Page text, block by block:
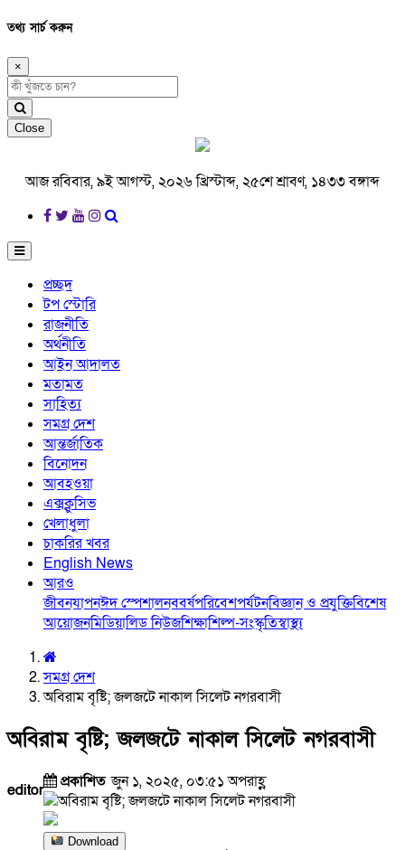
তথ্য সার্চ করুন
×
Close
আজ রবিবার, ৯ই আগস্ট, ২০২৬ খ্রিস্টাব্দ, ২৫শে শ্রাবণ, ১৪৩৩ বঙ্গাব্দ
প্রচ্ছদ
টপ স্টোরি
রাজনীতি
অর্থনীতি
আইন আদালত
মতামত
সাহিত্য
সমগ্র দেশ
আন্তর্জাতিক
বিনোদন
আবহওয়া
এক্সক্লুসিভ
খেলাধুলা
চাকরির খবর
English News
আরও
জীবনযাপনঈদ স্পেশালনববর্ষপরিবেশপর্যটনবিজ্ঞান ও প্রযুক্তিবিশেষ
আয়োজনমিডিয়ালিড নিউজশিক্ষাশিল্প-সংস্কৃতিস্বাস্থ্য
সমগ্র দেশ
অবিরাম বৃষ্টি; জলজটে নাকাল সিলেট নগরবাসী
অবিরাম বৃষ্টি; জলজটে নাকাল সিলেট নগরবাসী
editor প্রকাশিতজুন ১, ২০২৫, ০৩:৫১ অপরাহ্ণ
Download